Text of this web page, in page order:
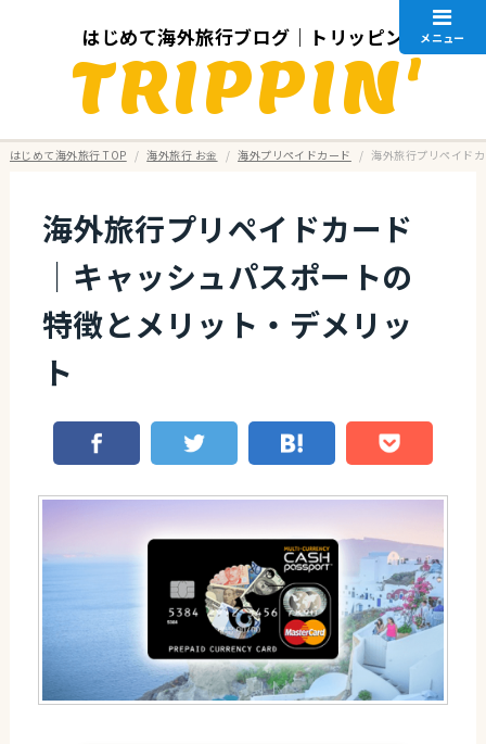
はじめて海外旅行ブログ｜トリッピン
TRIPPIN'
はじめて海外旅行 TOP / 海外旅行 お金 / 海外プリペイドカード / 海外旅行プリペイド
海外旅行プリペイドカード
｜キャッシュパスポートの
特徴とメリット・デメリッ
ト
メニュー